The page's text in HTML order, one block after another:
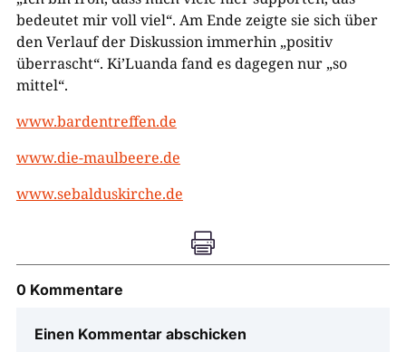
bedeutet mir voll viel“. Am Ende zeigte sie sich über
den Verlauf der Diskussion immerhin „positiv
überrascht“. Ki’Luanda fand es dagegen nur „so
mittel“.
www.bardentreffen.de
www.die-maulbeere.de
www.sebalduskirche.de

0 Kommentare
Einen Kommentar abschicken